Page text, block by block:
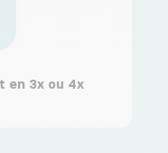
en 3x ou 4x